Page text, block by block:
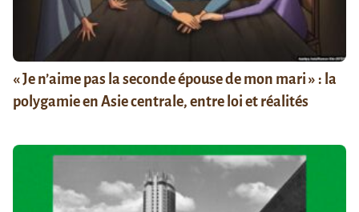
« Je n’aime pas la seconde épouse de mon mari » : la
polygamie en Asie centrale, entre loi et réalités